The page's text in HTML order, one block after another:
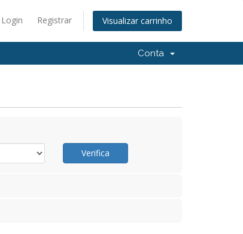
Login Registrar Visualizar carrinho
Conta
Verifica